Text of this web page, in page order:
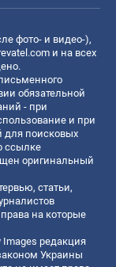
фото- и видео-),
и на всех
обязательной
- при
и при
для поисковых
ссылке
оригинальный
статьи,
на которые
редакция
Украины